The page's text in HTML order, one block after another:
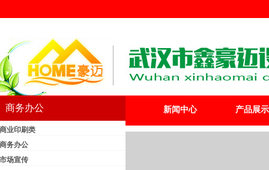
商务办公
商业印刷类
商务办公
市场宣传
首页 新闻中心 产品展示